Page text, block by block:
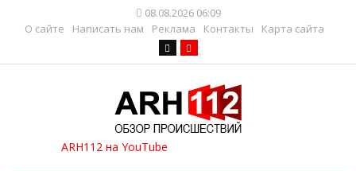
08.08.2026 06:09
О сайте
Написать нам Реклама Контакты Карта сайта